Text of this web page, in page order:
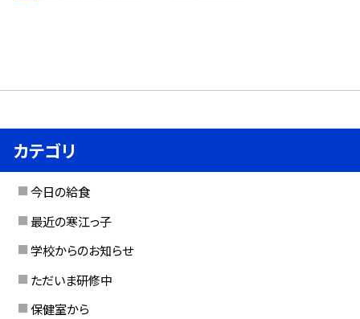
カテゴリ
今日の給食
最近の寒江っ子
学校からのお知らせ
ただいま研修中
保健室から